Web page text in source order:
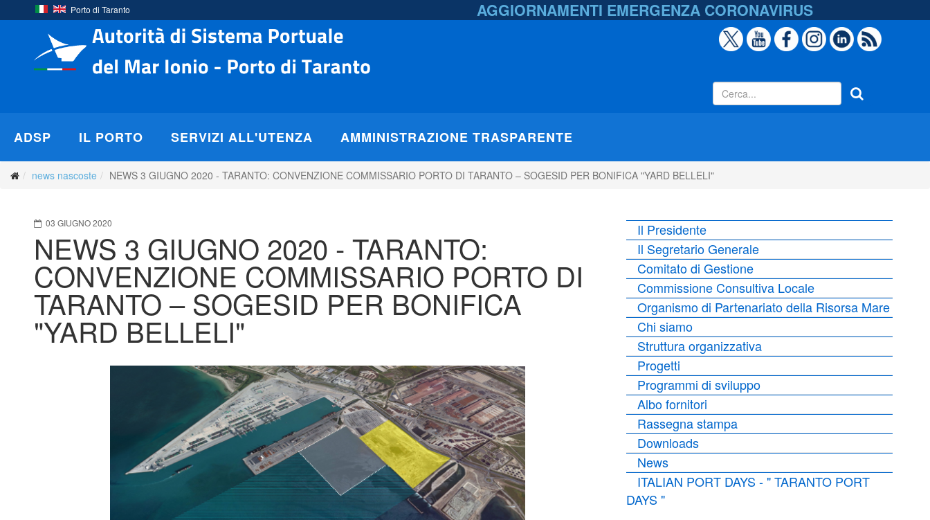
Porto di Taranto AGGIORNAMENTI EMERGENZA CORONAVIRUS
ADSP IL PORTO SERVIZI ALL'UTENZA AMMINISTRAZIONE TRASPARENTE
news nascoste NEWS 3 GIUGNO 2020 - TARANTO: CONVENZIONE COMMISSARIO PORTO DI TARANTO – SOGESID PER BONIFICA "YARD BELLELI"
03 GIUGNO 2020
NEWS 3 GIUGNO 2020 - TARANTO:
CONVENZIONE COMMISSARIO PORTO DI
TARANTO – SOGESID PER BONIFICA
"YARD BELLELI"
Il Presidente
Il Segretario Generale
Comitato di Gestione
Commissione Consultiva Locale
Organismo di Partenariato della Risorsa Mare
Chi siamo
Struttura organizzativa
Progetti
Programmi di sviluppo
Albo fornitori
Rassegna stampa
Downloads
News
ITALIAN PORT DAYS - " TARANTO PORT
DAYS "